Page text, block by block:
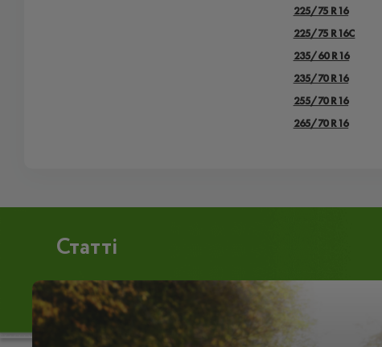
225/75 R16
225/75 R16С
235/60 R16
235/70 R16
255/70 R16
265/70 R16
Статті